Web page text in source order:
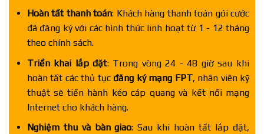
Hoàn tất thanh toán: Khách hàng thanh toán gói cước
đã đăng ký với các hình thức linh hoạt từ 1 - 12 tháng
theo chính sách.
Triển khai lắp đặt: Trong vòng 24 - 48 giờ sau khi
hoàn tất các thủ tục đăng ký mạng FPT, nhân viên kỹ
thuật sẽ tiến hành kéo cáp quang và kết nối mạng
Internet cho khách hàng.
Nghiệm thu và bàn giao: Sau khi hoàn tất lắp đặt,